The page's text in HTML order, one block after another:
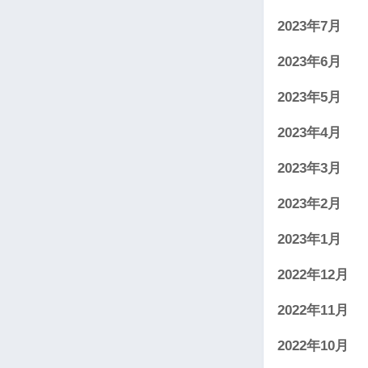
2023年7月
2023年6月
2023年5月
2023年4月
2023年3月
2023年2月
2023年1月
2022年12月
2022年11月
2022年10月